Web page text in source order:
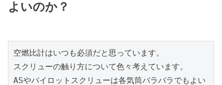
よいのか？
空燃比計はいつも必須だと思っています。
スクリューの触り方について色々考えています。
ASやパイロットスクリューは各気筒バラバラでもよい